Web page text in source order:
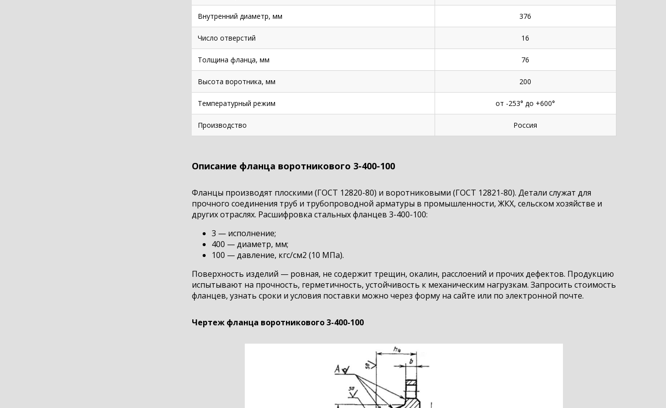
Внутренний диаметр, мм 376
Число отверстий 16
Толщина фланца, мм 76
Высота воротника, мм 200
Температурный режим от -253° до +600°
Производство Россия
Описание фланца воротникового 3-400-100
Фланцы производят плоскими (ГОСТ 12820-80) и воротниковыми (ГОСТ 12821-80). Детали служат для
прочного соединения труб и трубопроводной арматуры в промышленности, ЖКХ, сельском хозяйстве и
других отраслях. Расшифровка стальных фланцев 3-400-100:
3 — исполнение;
400 — диаметр, мм;
100 — давление, кгс/см2 (10 МПа).
Поверхность изделий — ровная, не содержит трещин, окалин, расслоений и прочих дефектов. Продукцию
испытывают на прочность, герметичность, устойчивость к механическим нагрузкам. Запросить стоимость
фланцев, узнать сроки и условия поставки можно через форму на сайте или по электронной почте.
Чертеж фланца воротникового 3-400-100